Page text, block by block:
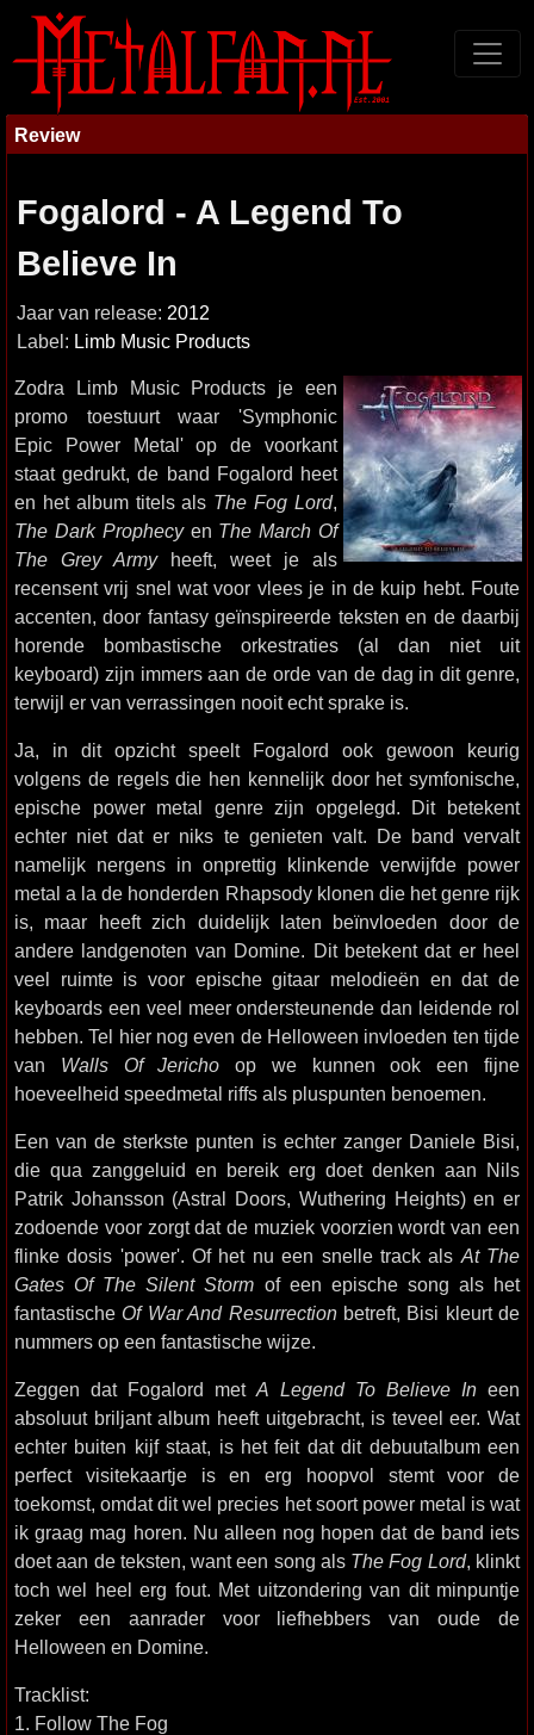
Review
Fogalord - A Legend To
Believe In
Jaar van release: 2012
Label: Limb Music Products
Zodra Limb Music Products je een
promo toestuurt waar 'Symphonic
Epic Power Metal' op de voorkant
staat gedrukt, de band Fogalord heet
en het album titels als The Fog Lord,
The Dark Prophecyen The March Of
The Grey Armyheeft, weet je als
recensent vrij snel wat voor vlees je in de kuip hebt. Foute
accenten, door fantasy geïnspireerde teksten en de daarbij
horende bombastische orkestraties (al dan niet uit
keyboard) zijn immers aan de orde van de dag in dit genre,
terwijl er van verrassingen nooit echt sprake is.
Ja, in dit opzicht speelt Fogalord ook gewoon keurig
volgens de regels die hen kennelijk door het symfonische,
epische power metal genre zijn opgelegd. Dit betekent
echter niet dat er niks te genieten valt. De band vervalt
namelijk nergens in onprettig klinkende verwijfde power
metal a la de honderden Rhapsody klonen die het genre rijk
is, maar heeft zich duidelijk laten beïnvloeden door de
andere landgenoten van Domine. Dit betekent dat er heel
veel ruimte is voor epische gitaar melodieën en dat de
keyboards een veel meer ondersteunende dan leidende rol
hebben. Tel hier nog even de Helloween invloeden ten tijde
van Walls Of Jericho op we kunnen ook een fijne
hoeveelheid speedmetal riffs als pluspunten benoemen.
Een van de sterkste punten is echter zanger Daniele Bisi,
die qua zanggeluid en bereik erg doet denken aan Nils
Patrik Johansson (Astral Doors, Wuthering Heights) en er
zodoende voor zorgt dat de muziek voorzien wordt van een
flinke dosis 'power'. Of het nu een snelle track als At The
Gates Of The Silent Storm of een epische song als het
fantastische Of War And Resurrectionbetreft, Bisi kleurt de
nummers op een fantastische wijze.
Zeggen dat Fogalord metA Legend To Believe Ineen
absoluut briljant album heeft uitgebracht, is teveel eer. Wat
echter buiten kijf staat, is het feit dat dit debuutalbum een
perfect visitekaartje is en erg hoopvol stemt voor de
toekomst, omdat dit wel precies het soort power metal is wat
ik graag mag horen. Nu alleen nog hopen dat de band iets
doet aan de teksten, want een song als The Fog Lord, klinkt
toch wel heel erg fout. Met uitzondering van dit minpuntje
zeker een aanrader voor liefhebbers van oude de
Helloween en Domine.
Tracklist:
1. Follow The Fog